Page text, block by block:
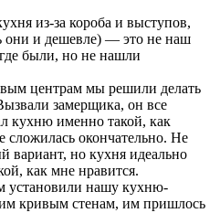
из-за короба и выступов,
они и дешевле) — это не наш
были, но не нашли
центрам мы решили делать
замерщика, он все
кухню именно такой, как
сложилась окончательно. Не
вариант, но кухня идеально
как мне нравится.
установили нашу кухню-
кривым стенам, им пришлось